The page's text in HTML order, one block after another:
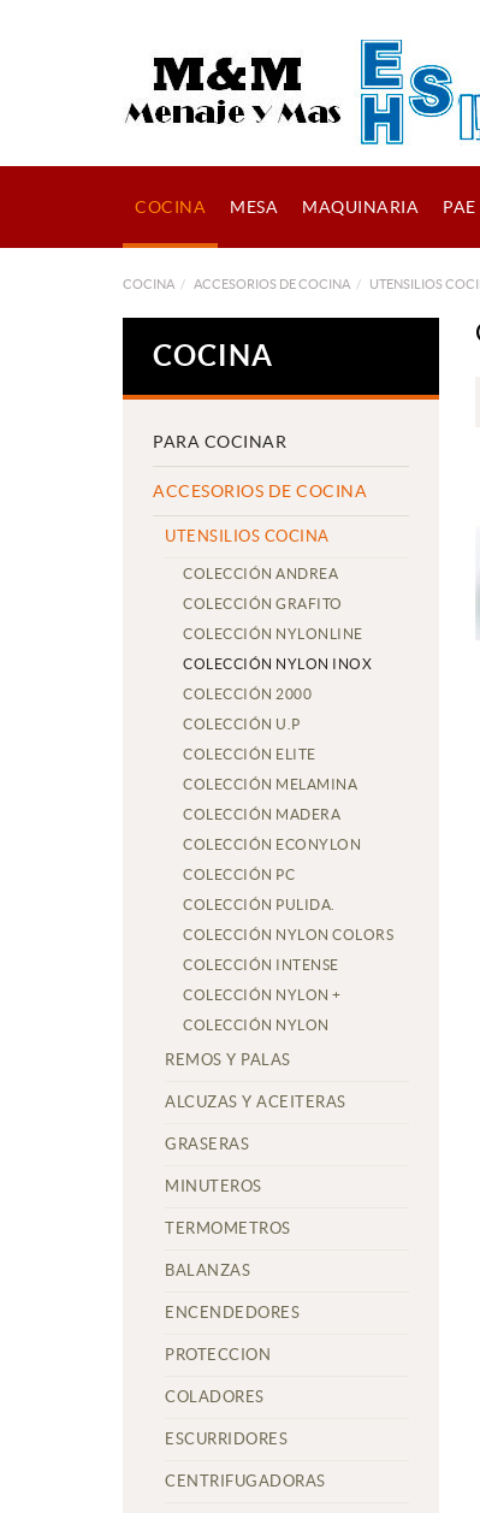
COCINA MESA MAQUINARIA PAE
COCINA ACCESORIOS DE COCINA UTENSILIOS
COCINA
PARA COCINAR
ACCESORIOS DE COCINA
UTENSILIOS COCINA
COLECCIÓN ANDREA
COLECCIÓN GRAFITO
COLECCIÓN NYLONLINE
COLECCIÓN NYLON INOX
COLECCIÓN 2000
COLECCIÓN U.P
COLECCIÓN ELITE
COLECCIÓN MELAMINA
COLECCIÓN MADERA
COLECCIÓN ECONYLON
COLECCIÓN PC
COLECCIÓN PULIDA.
COLECCIÓN NYLON COLORS
COLECCIÓN INTENSE
COLECCIÓN NYLON +
COLECCIÓN NYLON
REMOS Y PALAS
ALCUZAS Y ACEITERAS
GRASERAS
MINUTEROS
TERMOMETROS
BALANZAS
ENCENDEDORES
PROTECCION
COLADORES
ESCURRIDORES
CENTRIFUGADORAS